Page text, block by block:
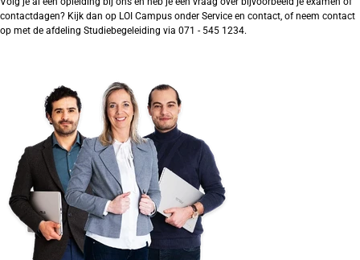
contactdagen? Kijk dan op LOI Campus onder Service en contact, of neem contact
op met de afdeling Studiebegeleiding via 071 - 545 1234.